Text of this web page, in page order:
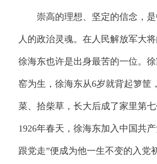
崇高的理想、坚定的信念，是
人的政治灵魂。在人民解放军大将
徐海东也许是出身最苦的一位。
窑为生，徐海东从6岁就背起箩筐
菜、拾柴草，长大后成了家里第七
1926年春天，徐海东加入中国共
跟党走”便成为他一生不变的入党